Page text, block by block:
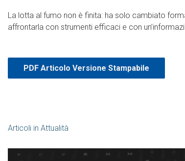
La lotta al fumo non è finita: ha solo cambiato
affrontarla con strumenti efficaci e con
PDF Articolo Versione Stampabile
Articoli in Attualità